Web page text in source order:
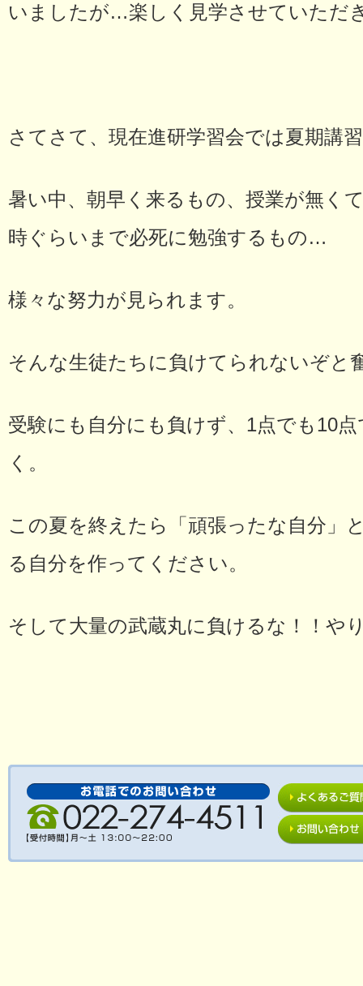
いましたが…楽しく見学させていただ
さてさて、現在進研学習会では夏期講
暑い中、朝早く来るもの、授業が無く
時ぐらいまで必死に勉強するもの…
様々な努力が見られます。
そんな生徒たちに負けてられないぞと
受験にも自分にも負けず、1点でも10
く。
この夏を終えたら「頑張ったな自分」
る自分を作ってください。
そして大量の武蔵丸に負けるな！！や